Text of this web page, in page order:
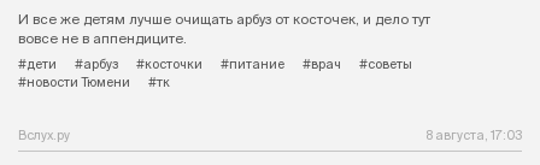
И все же детям лучше очищать арбуз от косточек, и дело тут
вовсе не в аппендиците.
#дети
#арбуз #косточки #питание #врач
#советы
#новости Тюмени
#тк
Вслух.ру 8 августа, 17:03